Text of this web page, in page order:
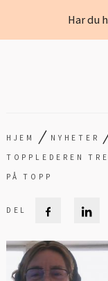
Har du
HJEM / NYHETER
TOPPLEDEREN
PÅ TOPP